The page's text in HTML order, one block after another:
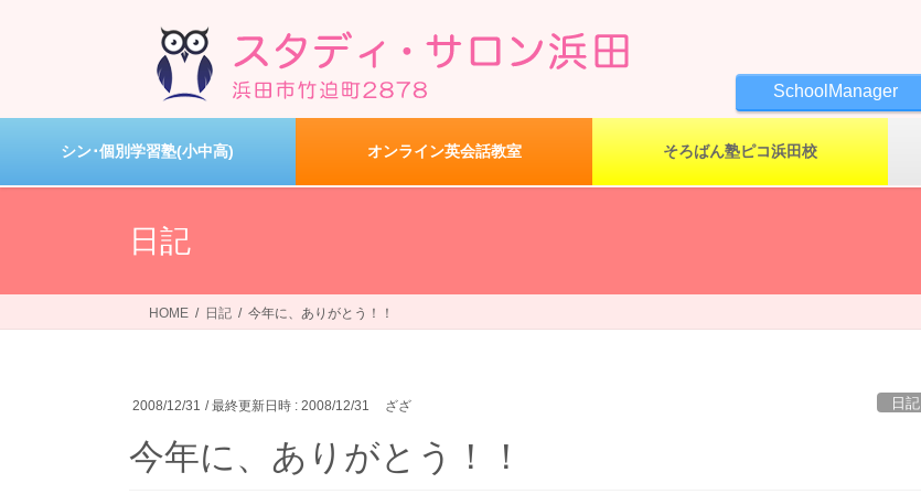
ツ
シ
SchoolManager
シン･個別学習塾(小中高) オンライン英会話教室 そろばん塾ピコ浜田校
日記
HOME 日記 今年に、ありがとう！！
2008/12/31 / 最終更新日時 : 2008/12/31 ざざ 日記
今年に、ありがとう！！